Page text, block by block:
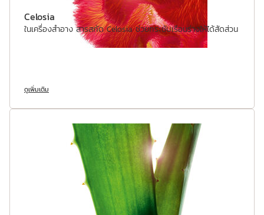
Celosia
ในเครื่องสำอาง สารสกัด Celosia ช่วยกระชับเรือนร่างให้ได้สัดส่วน
ดูเพิ่มเติม